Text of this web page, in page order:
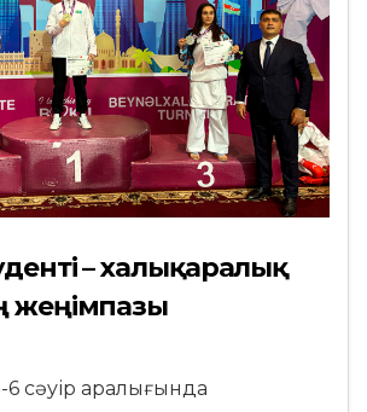
– халықаралық
жеңімпазы
сәуір аралығында